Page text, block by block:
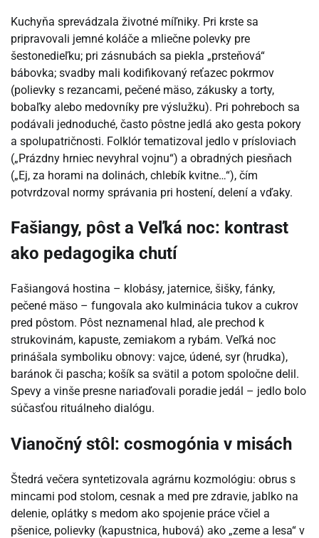
Kuchyňa sprevádzala životné míľniky. Pri krste sa
pripravovali jemné koláče a mliečne polevky pre
šestonedieľku; pri zásnubách sa piekla „prsteňová“
bábovka; svadby mali kodifikovaný reťazec pokrmov
(polievky s rezancami, pečené mäso, zákusky a torty,
bobaľky alebo medovníky pre výslužku). Pri pohreboch sa
podávali jednoduché, často pôstne jedlá ako gesta pokory
a spolupatričnosti. Folklór tematizoval jedlo v prísloviach
(„Prázdny hrniec nevyhral vojnu“) a obradných piesňach
(„Ej, za horami na dolinách, chlebík kvitne…“), čím
potvrdzoval normy správania pri hostení, delení a vďaky.
Fašiangy, pôst a Veľká noc: kontrast
ako pedagogika chutí
Fašiangová hostina – klobásy, jaternice, šišky, fánky,
pečené mäso – fungovala ako kulminácia tukov a cukrov
pred pôstom. Pôst neznamenal hlad, ale prechod k
strukovinám, kapuste, zemiakom a rybám. Veľká noc
prinášala symboliku obnovy: vajce, údené, syr (hrudka),
baránok či pascha; košík sa svätil a potom spoločne delil.
Spevy a vinše presne nariaďovali poradie jedál – jedlo bolo
súčasťou rituálneho dialógu.
Vianočný stôl: cosmogónia v misách
Štedrá večera syntetizovala agrárnu kozmológiu: obrus s
mincami pod stolom, cesnak a med pre zdravie, jablko na
delenie, oplátky s medom ako spojenie práce včiel a
pšenice, polievky (kapustnica, hubová) ako „zeme a lesa“ v